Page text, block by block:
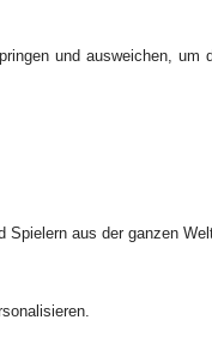
und ausweichen, um
aus der ganzen